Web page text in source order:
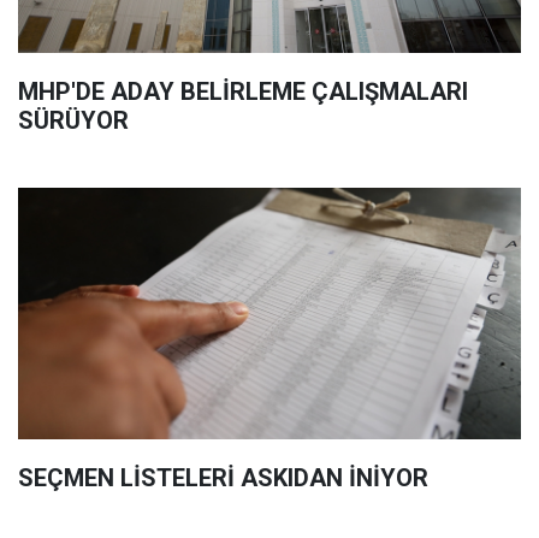
MHP'DE ADAY BELİRLEME ÇALIŞMALARI
SÜRÜYOR
SEÇMEN LİSTELERİ ASKIDAN İNİYOR